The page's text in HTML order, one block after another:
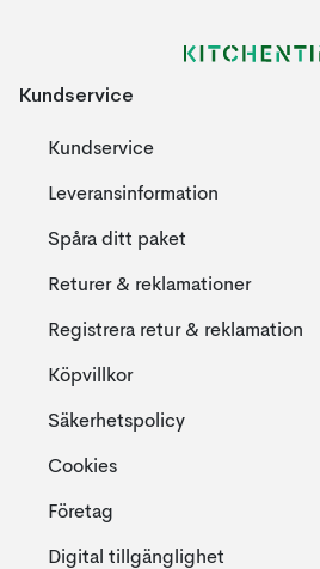
Kundservice
Kundservice
Leveransinformation
Spåra ditt paket
Returer & reklamationer
Registrera retur & reklamation
Köpvillkor
Säkerhetspolicy
Cookies
Företag
Digital tillgänglighet